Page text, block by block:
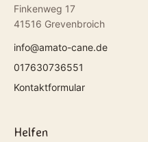
Finkenweg 17
41516 Grevenbroich
info@amato-cane.de
017630736551
Kontaktformular
Helfen